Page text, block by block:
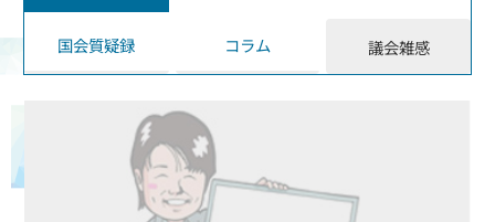
国会質疑録 コラム 議会雑感